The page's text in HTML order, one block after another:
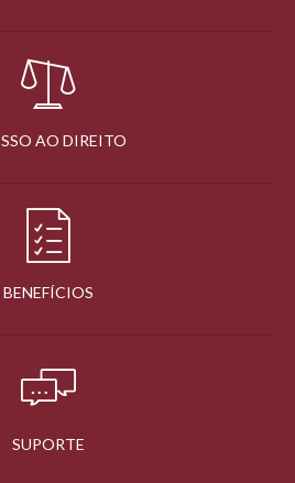
AO DIREITO
BENEFÍCIOS
SUPORTE